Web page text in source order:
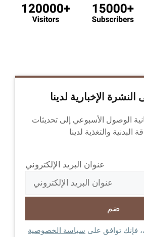
النشرة الإخبارية لدينا
الوصول الأسبوعي إلى تحديثات
عنوان البريد الإلكتروني
فإنك توافق على سياسة الخصوصية